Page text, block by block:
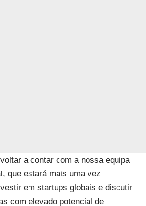
a contar com a nossa equipa
que estará mais uma vez
em startups globais e discutir
com elevado potencial de